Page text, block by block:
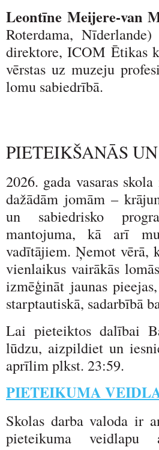
Leontīne Meijere-van
Roterdama,
direktore, ICOM Ētikas
vērstas uz muzeju
lomu sabiedrībā.
PIETEIKŠANĀS
2026. gada vasaras
dažādām jomām –
un sabiedrisko
mantojuma, kā arī
vadītājiem. Ņemot vērā,
vienlaikus vairākās
izmēģināt jaunas
starptautiskā, sadarbībā
Lai pieteiktos dalībai
lūdzu, aizpildiet un
aprīlim plkst. 23:59.
PIETEIKUMA
Skolas darba valoda ir
pieteikuma veidlapu